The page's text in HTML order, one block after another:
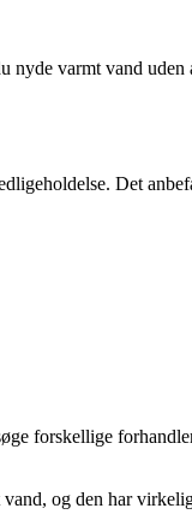
varmt vand
Det
forskellige
og den har